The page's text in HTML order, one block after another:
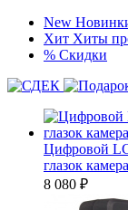
New
Хит Хиты
% Скидки
Цифровой
глазок
8 080 ₽